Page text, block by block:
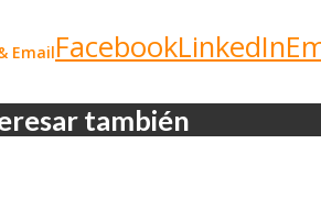
FacebookLinkedIn
también